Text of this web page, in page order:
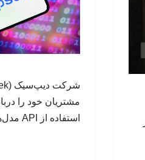
مشتریان خود را
استفاده از API مدل‌های خود آغاز کرده است.